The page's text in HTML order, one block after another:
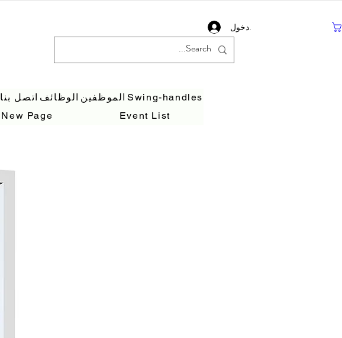
تسجيل دخول
اتصل بنا الوظائف الموظفين Swing-handles
New Page Event List